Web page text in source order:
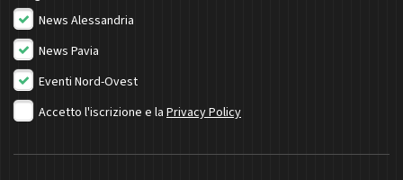
News Alessandria
News Pavia
Eventi Nord-Ovest
Accetto l'iscrizione e la Privacy Policy